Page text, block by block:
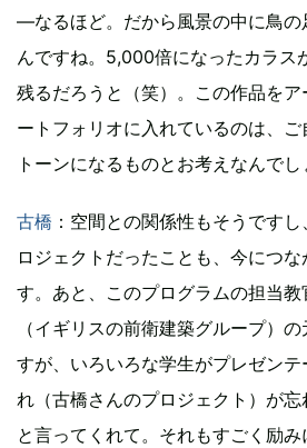
―なるほど。だから風景の中に鳥の
んですね。5,000倍になったカラス
残るだろうと（笑）。この作品を
ートフォリオに入れているのは、
トーンになるものとお考えなんでし
古橋 ：空間との関係性もそうです
ロジェクトだったことも、今につ
す。あと、このプログラムの担当教
（イギリスの前衛建築グループ）
すが、いろいろな学生がプレゼン
れ（古橋さんのプロジェクト）が
と言ってくれて。それもすごく励み